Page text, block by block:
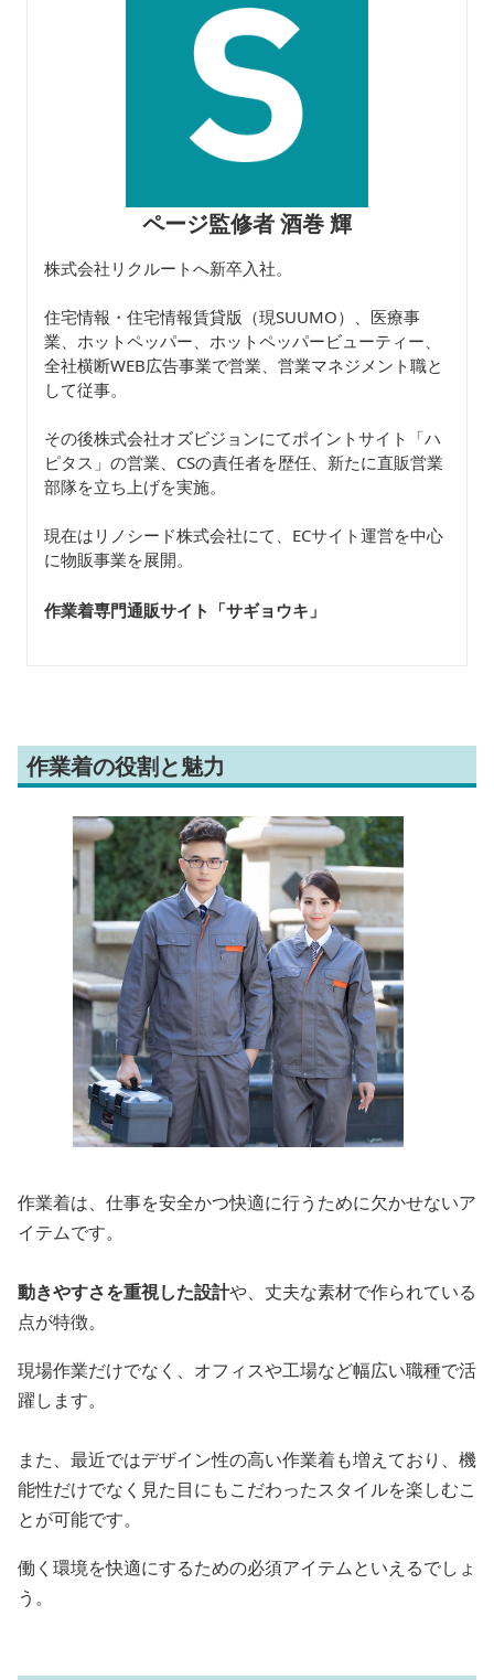
ページ監修者 酒巻 輝
株式会社リクルートへ新卒入社。
住宅情報・住宅情報賃貸版（現SUUMO）、医療事
業、ホットペッパー、ホットペッパービューティー、
全社横断WEB広告事業で営業、営業マネジメント職と
して従事。
その後株式会社オズビジョンにてポイントサイト「ハ
ピタス」の営業、CSの責任者を歴任、新たに直販営業
部隊を立ち上げを実施。
現在はリノシード株式会社にて、ECサイト運営を中心
に物販事業を展開。
作業着専門通販サイト「サギョウキ 」
作業着の役割と魅力
作業着は、仕事を安全かつ快適に行うために欠かせないア
イテムです。
動きやすさを重視した設計や、丈夫な素材で作られている
点が特徴。
現場作業だけでなく、オフィスや工場など幅広い職種で活
躍します。
また、最近ではデザイン性の高い作業着も増えており、機
能性だけでなく見た目にもこだわったスタイルを楽しむこ
とが可能です。
働く環境を快適にするための必須アイテムといえるでしょ
う。